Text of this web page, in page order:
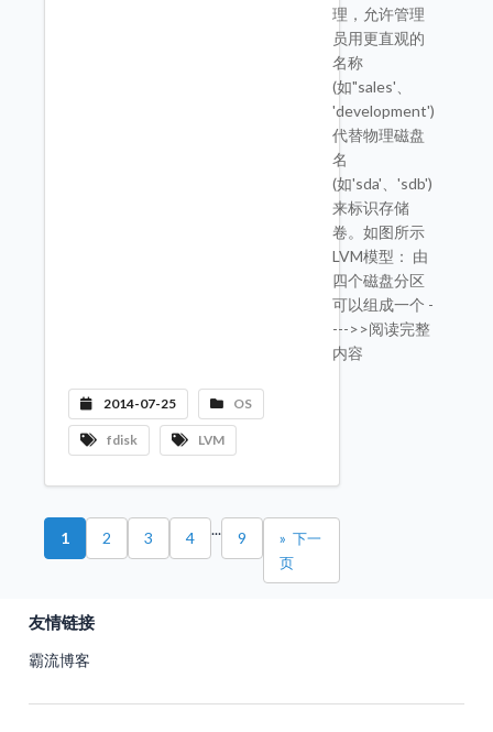
理，允许管理
员用更直观的
名称
(如"sales'、
'development')
代替物理磁盘
名
(如'sda'、'sdb')
来标识存储
卷。如图所示
LVM模型： 由
四个磁盘分区
可以组成一个 -
--->>阅读完整
内容
2014-07-25 OS
fdisk LVM
1 2 3 4 ... 9 »
友情链接
霸流博客